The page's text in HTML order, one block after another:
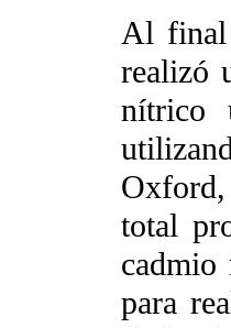
Al final
realizó
nítrico
total
cadmio
para